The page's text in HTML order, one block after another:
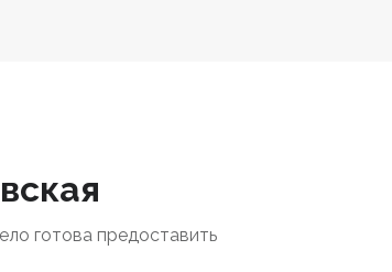
готова предоставить